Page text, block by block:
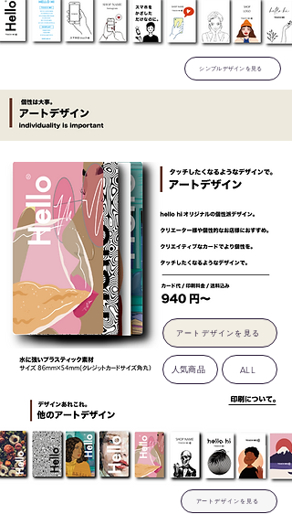
シンプルデザインを見る
アートデザインを見る
人気商品 ALL
アートデザインを見る